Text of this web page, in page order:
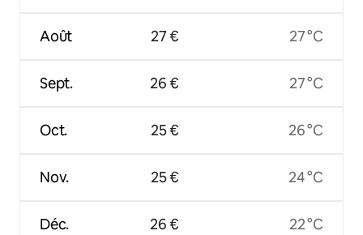
Août
Sept.
Oct.
Nov.
Déc.
27 €
26 €
25 €
25 €
26 €
27 °C
27 °C
26 °C
24 °C
22 °C